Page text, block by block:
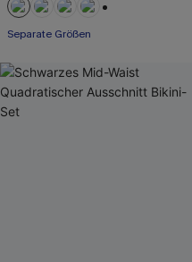
Separate Größen